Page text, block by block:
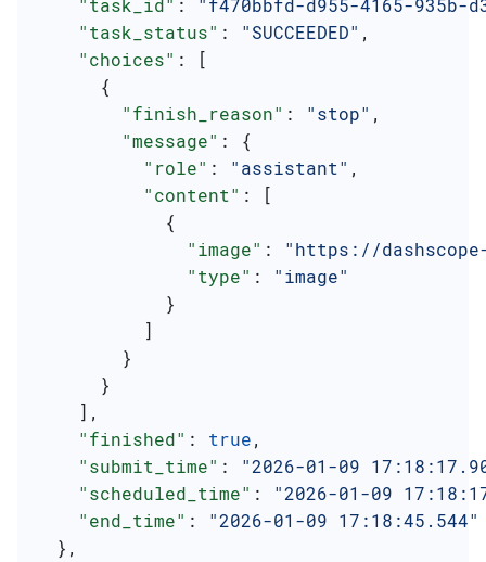
    "task_id"
: "f470bbfd-d955-4165-935b-
    "task_status"
: "SUCCEEDED" ,
    "choices"
: [
      {
        "finish_reason"
: "stop" ,
        "message"
: {
          "role"
: "assistant" ,
          "content"
: [
            {
              "image"
: "https://
              "type"
: "image"
            }
          ]
        }
      }
    ],
    "finished"
: true,
    "submit_time"
: "2026-01-09
    "scheduled_time"
: "2026-01-09
    "end_time"
: "2026-01-09 17:18:45.544"
  },